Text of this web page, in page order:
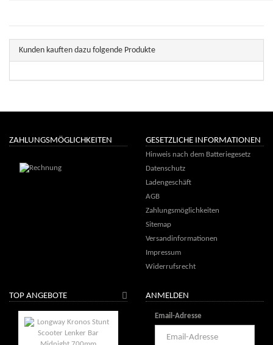
Kunden kauften dazu folgende Produkte
ZAHLUNGSMÖGLICHKEITEN GESETZLICHE INFORMATIONEN
Hinweis nach dem Batteriegesetz
Datenschutz
Ladengeschäft
AGB
Zahlungsmöglichkeiten
Sitemap
Versandinformationen
Impressum
Widerrufsrecht
TOP ANGEBOTE ANMELDEN
Email-Adresse